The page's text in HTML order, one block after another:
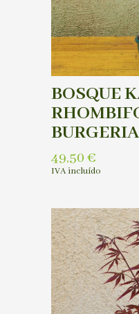
BOSQUE
49,50 €
IVA incluído